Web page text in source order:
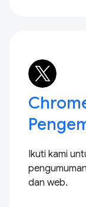
Ikuti kami
dan web.